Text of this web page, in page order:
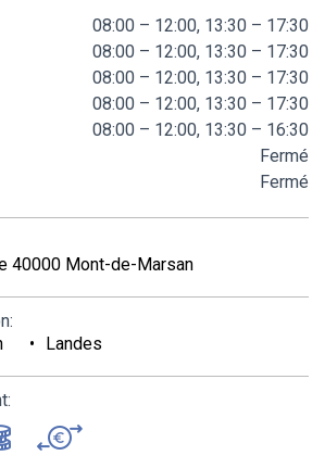
08:00 – 12:00, 13:30 – 17:30
08:00 – 12:00, 13:30 – 17:30
08:00 – 12:00, 13:30 – 17:30
08:00 – 12:00, 13:30 – 17:30
08:00 – 12:00, 13:30 – 16:30
Fermé
Fermé
40000 Mont-de-Marsan
Landes